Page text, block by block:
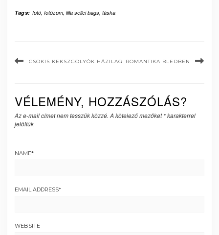
Tags: fotó, fotózom, lilla sellei bags, táska
CSOKIS KEKSZGOLYÓK HÁZILAG ROMANTIKA BLEDBEN
VÉLEMÉNY, HOZZÁSZÓLÁS?
Az e-mail címet nem tesszük közzé. A kötelező mezőket*karakterrel
jelöltük
NAME*
EMAIL ADDRESS*
WEBSITE